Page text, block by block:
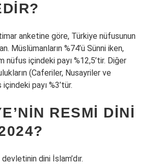
anketine göre, Türkiye nüfusunun
Müslümanların %74’ü Sünni iken,
nüfus içindeki payı %12,5’tir. Diğer
(Caferiler, Nusayriler ve
payı %3’tür.
RESMI DINI
dini İslam’dır.